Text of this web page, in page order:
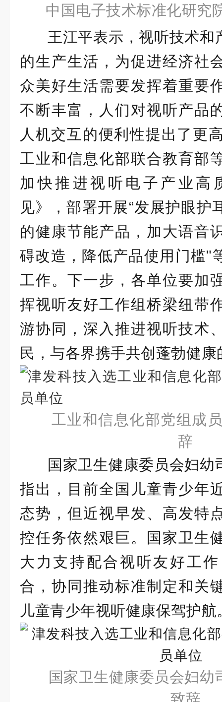
中国电子技术标准化研究
王江平表示，视听技术和
的生产生活，为促进经济社
众美好生活需要发挥着重要
不断丰富，人们对视听产品
人机交互的便利性提出了更
工业和信息化部联合教育部
加快推进视听电子产业高
见》，部署开展“发展护眼护
的健康节能产品，加大语音
碍改造，降低产品使用门槛"
工作。下一步，各单位要加
挥视听友好工作组桥梁纽带
游协同，深入推进视听技术
民，与各界携手共创蓬勃健
工业和信息化部党组成
辞
国家卫生健康委员会妇幼
指出，目前全国儿童青少年
态势，但近视早发、高发特
控任务依然艰巨。国家卫生
大力支持配合视听友好工
合，协同推动标准制定和关
儿童青少年视听健康保驾护航
国家卫生健康委员会妇幼